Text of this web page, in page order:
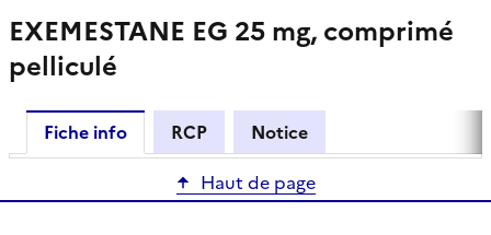
EXEMESTANE EG 25 mg, comprimé
pelliculé
Fiche info RCP
Notice
Haut de page